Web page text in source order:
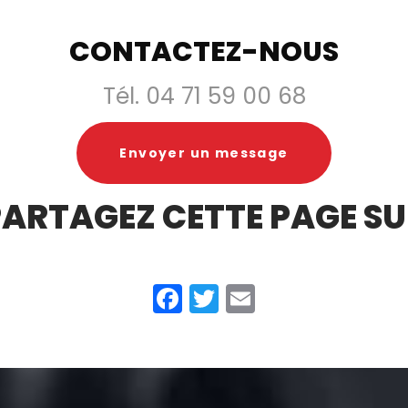
CONTACTEZ-NOUS
Tél. 04 71 59 00 68
Envoyer un message
CETTE PAGE
Facebook
Twitter